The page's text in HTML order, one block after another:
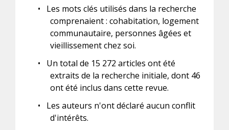
•
Les mots clés utilisés dans la recherche
comprenaient : cohabitation, logement
communautaire, personnes âgées et
vieillissement chez soi.
•
Un total de 15 272 articles ont été
extraits de la recherche initiale, dont 46
ont été inclus dans cette revue.
•
Les auteurs n'ont déclaré aucun conflit
d'intérêts.